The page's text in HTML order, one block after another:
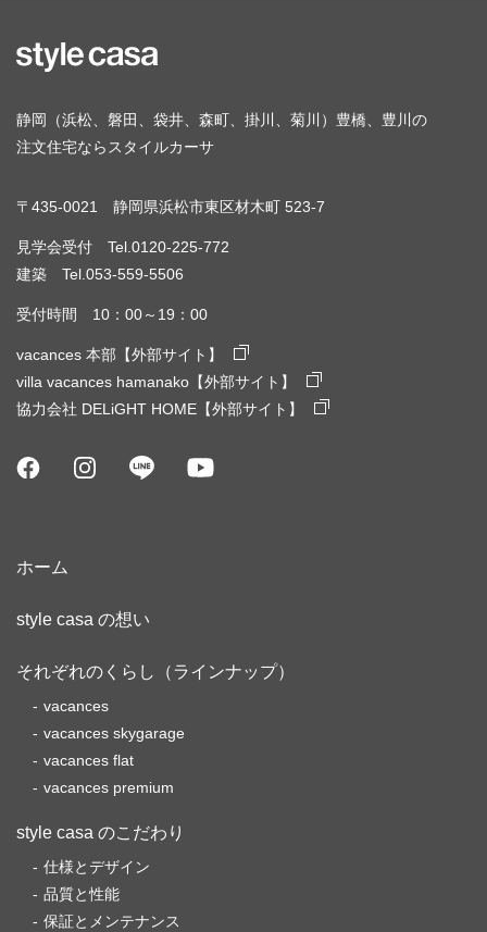
静岡（浜松、磐田、袋井、森町、掛川、菊川）豊橋、豊川の
注文住宅ならスタイルカーサ
〒435-0021 静岡県浜松市東区材木町 523-7
見学会受付 Tel.0120-225-772
建築 Tel.053-559-5506
受付時間 10：00～19：00
vacances 本部【外部サイト】
villa vacances hamanako【外部サイト】
協力会社 DELiGHT HOME【外部サイト】
ホーム
style casa の想い
それぞれのくらし（ラインナップ）
vacances
vacances skygarage
vacances flat
vacances premium
style casa のこだわり
仕様とデザイン
品質と性能
保証とメンテナンス